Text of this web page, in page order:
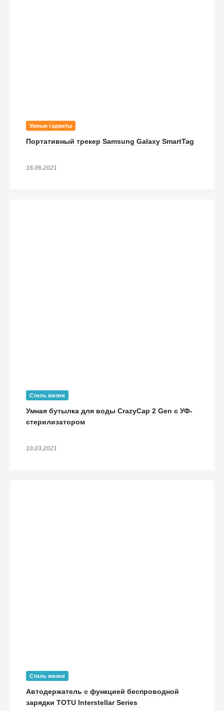
Умные гаджеты
Портативный трекер Samsung Galaxy SmartTag
16.06.2021
Стиль жизни
Умная бутылка для воды CrazyCap 2 Gen с УФ-
стерилизатором
10.03.2021
Стиль жизни
Автодержатель с функцией беспроводной
зарядки TOTU Interstellar Series